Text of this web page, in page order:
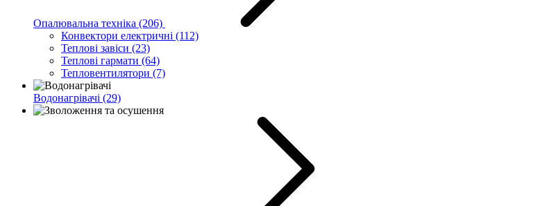
Опалювальна техніка (206)
Конвектори електричні (112)
Теплові завіси (23)
Теплові гармати (64)
Тепловентилятори (7)
Водонагрівачі (29)